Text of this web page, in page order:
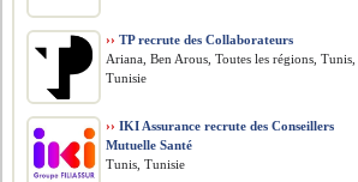
›› TP recrute des Collaborateurs
Ariana, Ben Arous, Toutes les régions, Tunis,
Tunisie
›› IKI Assurance recrute des Conseillers
Mutuelle Santé
Tunis, Tunisie